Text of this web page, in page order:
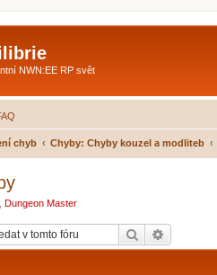
NWN:EE RP svět
chyb Chyby: Chyby kouzel a modliteb
Dungeon Master
Hledat